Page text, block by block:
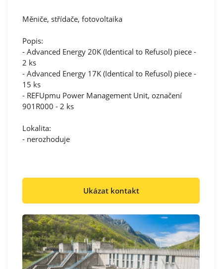
Měniče, střídače, fotovoltaika
Popis:
- Advanced Energy 20K (Identical to Refusol) piece -
2 ks
- Advanced Energy 17K (Identical to Refusol) piece -
15 ks
- REFUpmu Power Management Unit, označení
901R000 - 2 ks
Lokalita:
- nerozhoduje
Ukázat kontakt